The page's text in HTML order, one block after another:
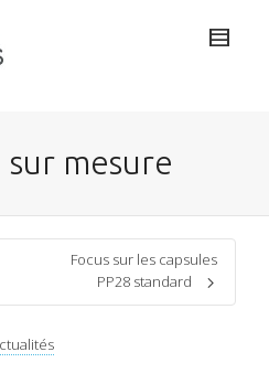
sur mesure
Focus sur les capsules
PP28 standard